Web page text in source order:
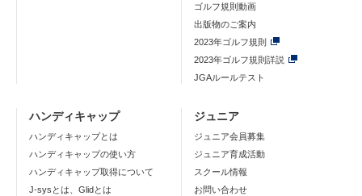
ゴルフ規則動画
出版物のご案内
2023年ゴルフ規則
2023年ゴルフ規則詳説
JGAルールテスト
ハンディキャップ
ハンディキャップとは
ハンディキャップの使い方
ハンディキャップ取得について
J-sysとは、Glidとは
ジュニア
ジュニア会員募集
ジュニア育成活動
スクール情報
お問い合わせ